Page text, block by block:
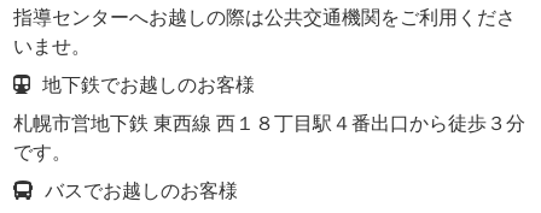
指導センターへお越しの際は公共交通機関をご利用くださ
いませ。
地下鉄でお越しのお客様
札幌市営地下鉄 東西線 西１８丁目駅４番出口から徒歩３分
です。
バスでお越しのお客様